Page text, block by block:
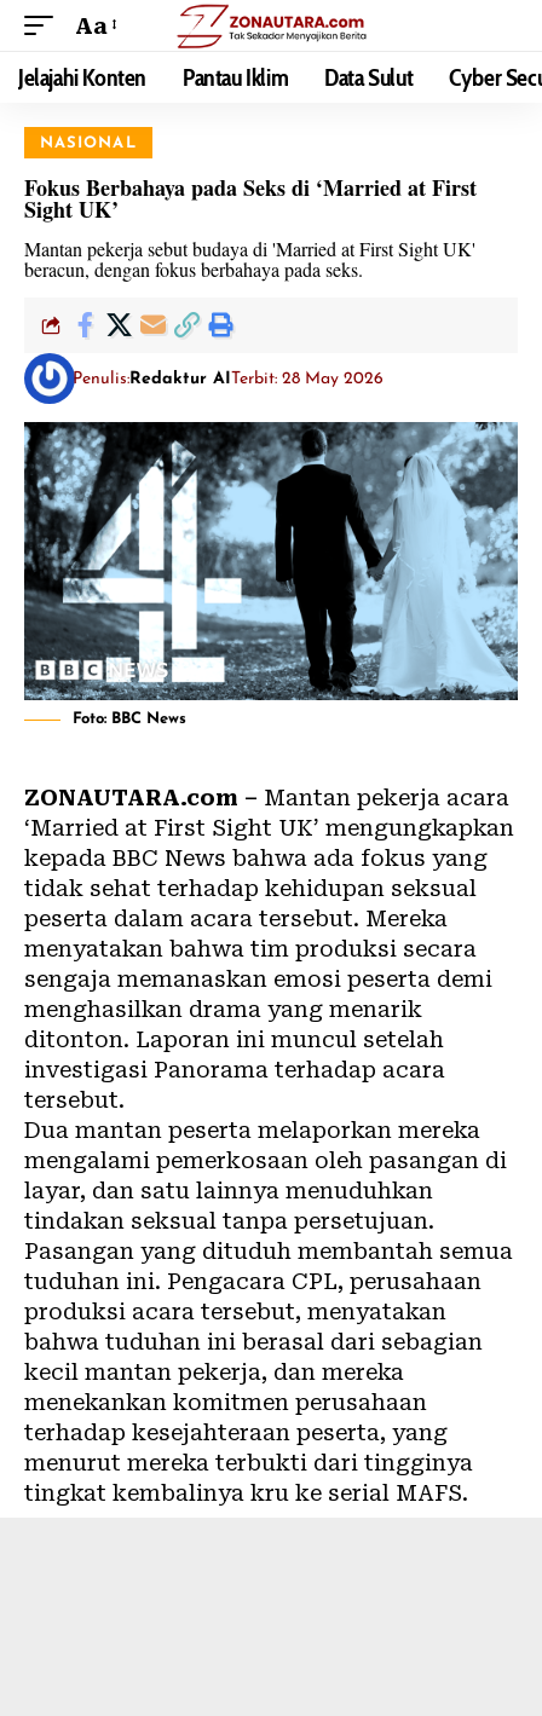
Aa
Jelajahi Konten Pantau Iklim Data Sulut Cyber
NASIONAL
Fokus Berbahaya pada Seks di ‘Married at First
Sight UK’
Mantan pekerja sebut budaya di 'Married at First Sight UK'
beracun, dengan fokus berbahaya pada seks.
Penulis: Redaktur AITerbit: 28 May 2026
Foto: BBC News
ZONAUTARA.com – Mantan pekerja acara
‘Married at First Sight UK’ mengungkapkan
kepada BBC News bahwa ada fokus yang
tidak sehat terhadap kehidupan seksual
peserta dalam acara tersebut. Mereka
menyatakan bahwa tim produksi secara
sengaja memanaskan emosi peserta demi
menghasilkan drama yang menarik
ditonton. Laporan ini muncul setelah
investigasi Panorama terhadap acara
tersebut.
Dua mantan peserta melaporkan mereka
mengalami pemerkosaan oleh pasangan di
layar, dan satu lainnya menuduhkan
tindakan seksual tanpa persetujuan.
Pasangan yang dituduh membantah semua
tuduhan ini. Pengacara CPL, perusahaan
produksi acara tersebut, menyatakan
bahwa tuduhan ini berasal dari sebagian
kecil mantan pekerja, dan mereka
menekankan komitmen perusahaan
terhadap kesejahteraan peserta, yang
menurut mereka terbukti dari tingginya
tingkat kembalinya kru ke serial MAFS.